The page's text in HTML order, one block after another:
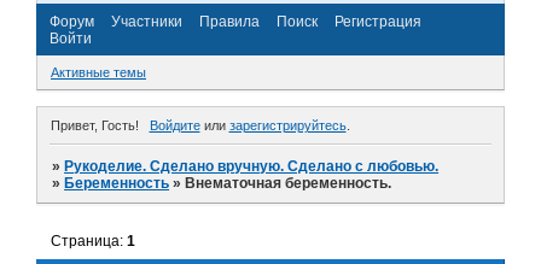
Форум Участники Правила Поиск
Регистрация
Войти
Активные темы
Привет, Гость! Войдитеили зарегистрируйтесь.
»Рукоделие. Сделано вручную. Сделано с любовью.
»Беременность »Внематочная беременность.
Страница:1